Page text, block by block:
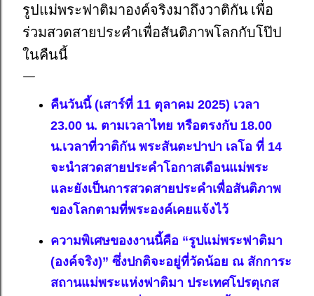
รูปแม่พระฟาติมาองค์จริงมาถึงวาติกัน เพื่อ
ร่วมสวดสายประคำเพื่อสันติภาพโลกกับโป๊ป
ในคืนนี้
คืนวันนี้ (เสาร์ที่ 11 ตุลาคม 2025) เวลา
23.00 น. ตามเวลาไทย หรือตรงกับ 18.00
น.เวลาที่วาติกัน พระสันตะปาปา เลโอ ที่ 14
จะนำสวดสายประคำโอกาสเดือนแม่พระ
และยังเป็นการสวดสายประคำเพื่อสันติภาพ
ของโลกตามที่พระองค์เคยแจ้งไว้
ความพิเศษของงานนี้คือ “รูปแม่พระฟาติมา
(องค์จริง)” ซึ่งปกติจะอยู่ที่วัดน้อย ณ สักการะ
สถานแม่พระแห่งฟาติมา ประเทศโปรตุเกส